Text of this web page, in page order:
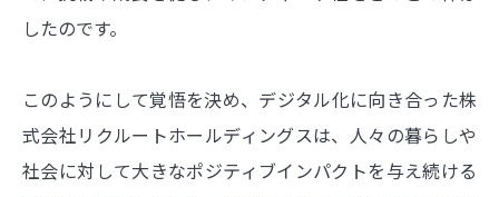
したのです。
このようにして覚悟を決め、デジタル化に向き合った株
式会社リクルートホールディングスは、人々の暮らしや
社会に対して大きなポジティブインパクトを与え続ける